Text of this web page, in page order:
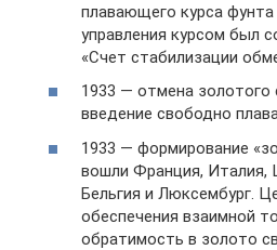
плавающего курса
управления курсом был
«Счет стабилизации
1933 — отмена
введение свободно
1933 — формирование
вошли Франция, Италия,
Бельгия и Люксембург.
обеспечения взаимной
обратимость в золото